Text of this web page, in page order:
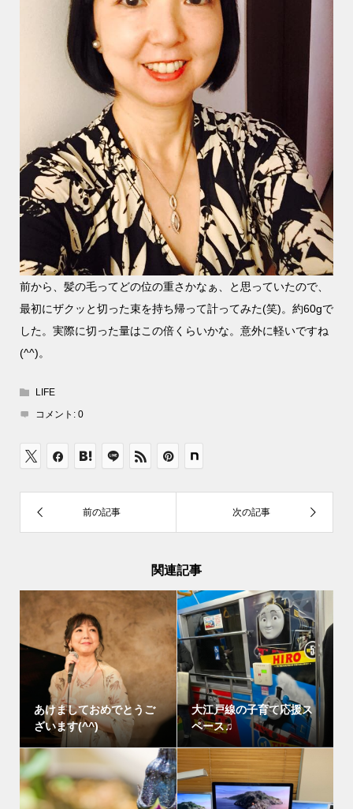
前から、髪の毛ってどの位の重さかなぁ、と思っていたので、
最初にザクッと切った束を持ち帰って計ってみた(笑)。約60gで
した。実際に切った量はこの倍くらいかな。意外に軽いですね
(^^)。
LIFE
コメント: 0
関連記事
あけましておめでとうご
ざいます(^^)
大江戸線の子育て応援ス
ペース♫